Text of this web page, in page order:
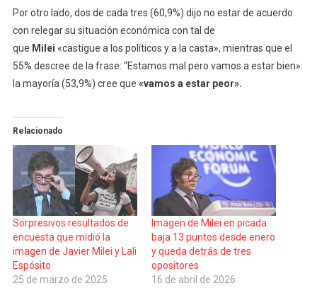
Por otro lado, dos de cada tres (60,9%) dijo no estar de acuerdo
con relegar su situación económica con tal de
que Milei «castigue a los políticos y a la casta», mientras que el
55% descree de la frase: “Estamos mal pero vamos a estar bien»:
la mayoría (53,9%) cree que «vamos a estar peor».
Relacionado
Sorpresivos resultados de
encuesta que midió la
imagen de Javier Milei y Lali
Espósito
25 de marzo de 2025
Imagen de Milei en picada:
baja 13 puntos desde enero
y queda detrás de tres
opositores
16 de abril de 2026